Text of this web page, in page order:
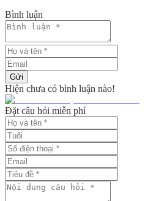
Bình luận
Gửi
Hiện chưa có bình luận nào!
Đặt câu hỏi miễn phí